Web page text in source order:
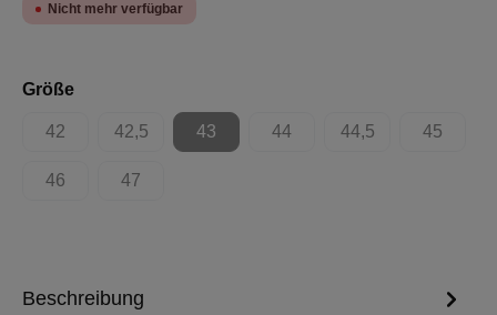
Nicht mehr verfügbar
Größeauswählen
42
(Diese Option ist zurzeit nicht verfügbar.)
42,5
(Diese Option ist zurzeit nicht verfügbar.)
43
(Diese Option ist zurzeit nicht verfügbar.)
44
(Diese Option ist zurzeit nicht
44,5
(Diese Option ist
45
(Diese
46
(Diese Option ist zurzeit nicht verfügbar.)
47
(Diese Option ist zurzeit nicht verfügbar.)
Beschreibung